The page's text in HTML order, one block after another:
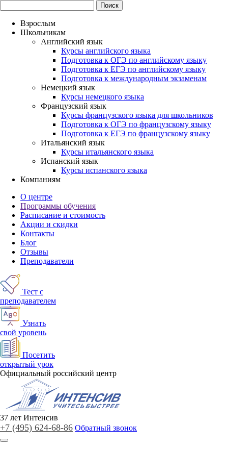
Взрослым
Школьникам
Английский язык
Курсы английского языка
Подготовка к ОГЭ по английскому языку
Подготовка к ЕГЭ по английскому языку
Подготовка к международным экзаменам
Немецкий язык
Курсы немецкого языка
Французский язык
Курсы французского языка для школьников
Подготовка к ОГЭ по французскому языку
Подготовка к ЕГЭ по французскому языку
Итальянский язык
Курсы итальянского языка
Испанский язык
Курсы испанского языка
Компаниям
О центре
Программы обучения
Расписание и стоимость
Акции и скидки
Контакты
Блог
Отзывы
Преподаватели
Тест с
преподавателем
Узнать
свой уровень
Посетить
открытый урок
Официальный российский центр
37 лет Интенсив
+7 (495) 624-68-86 Обратный звонок